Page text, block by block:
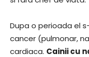
Dupa o perioada el
cancer (pulmonar,
cardiaca. Cainii cu